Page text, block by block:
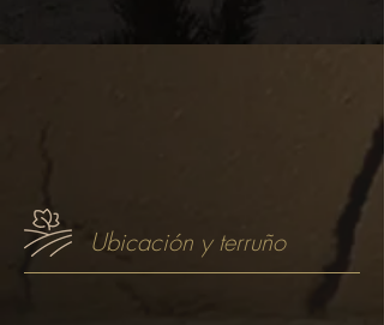
Ubicación y terruño